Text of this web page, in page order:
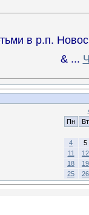
в р.п.
& ...
Пн
Вт
4
5
11
12
18
19
25
26